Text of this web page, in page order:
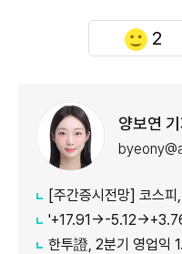
2
양보연
[주간증시전망] 코스피, 급락 후
'+17.91→-5.12→+3.76→-4.8%'…'단
한투證, 2분기 영업익 1.2조…